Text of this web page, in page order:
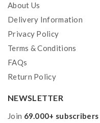
About Us
Delivery Information
Privacy Policy
Terms & Conditions
FAQs
Return Policy
NEWSLETTER
Join 69.000+ subscribers